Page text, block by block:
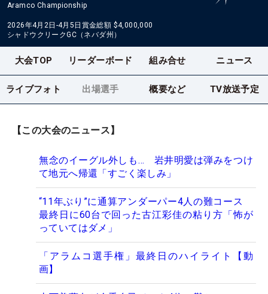
Aramco Championship
2026年4月2日-4月5日 賞金総額 $4,000,000
シャドウクリークGC（ネバダ州）
大会TOP リーダーボード 組み合せ ニュース
ライブフォト 出場選手 概要など TV放送予定
【この大会のニュース】
無念のイーグル外しも… 岩井明愛は弾みをつけ
て地元へ帰還「すごく楽しみ」
“11年ぶり”に通算アンダーパー4人の難コース
最終日に60台で回った古江彩佳の粘り方「怖が
っていてはダメ」
「アラムコ選手権」最終日のハイライト【動
画】